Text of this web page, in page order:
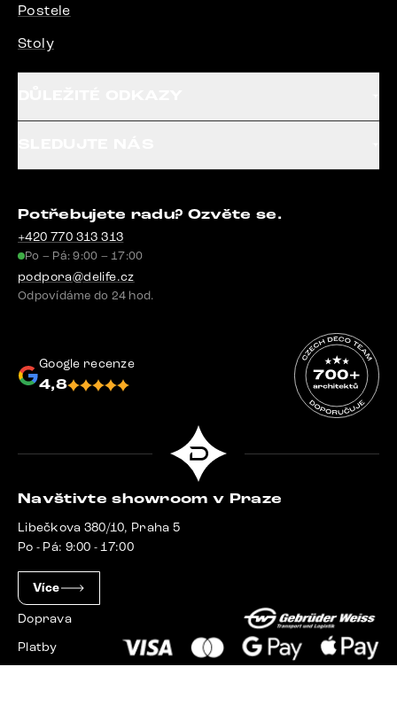
Postele
Stoly
Potřebujete radu? Ozvěte se.
+420 770 313 313
Po – Pá: 9:00 – 17:00
podpora@delife.cz
Odpovídáme do 24 hod.
Google recenze
4,8
Navštivte showroom v Praze
Libečkova 380/10, Praha 5
Po - Pá: 9:00 - 17:00
Více
Doprava
Platby